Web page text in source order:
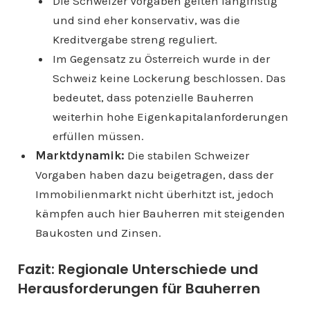
und sind eher konservativ, was die
Kreditvergabe streng reguliert.
Im Gegensatz zu Österreich wurde in der
Schweiz keine Lockerung beschlossen. Das
bedeutet, dass potenzielle Bauherren
weiterhin hohe Eigenkapitalanforderungen
erfüllen müssen.
Marktdynamik: Die stabilen Schweizer
Vorgaben haben dazu beigetragen, dass der
Immobilienmarkt nicht überhitzt ist, jedoch
kämpfen auch hier Bauherren mit steigenden
Baukosten und Zinsen.
Fazit: Regionale Unterschiede und
Herausforderungen für Bauherren